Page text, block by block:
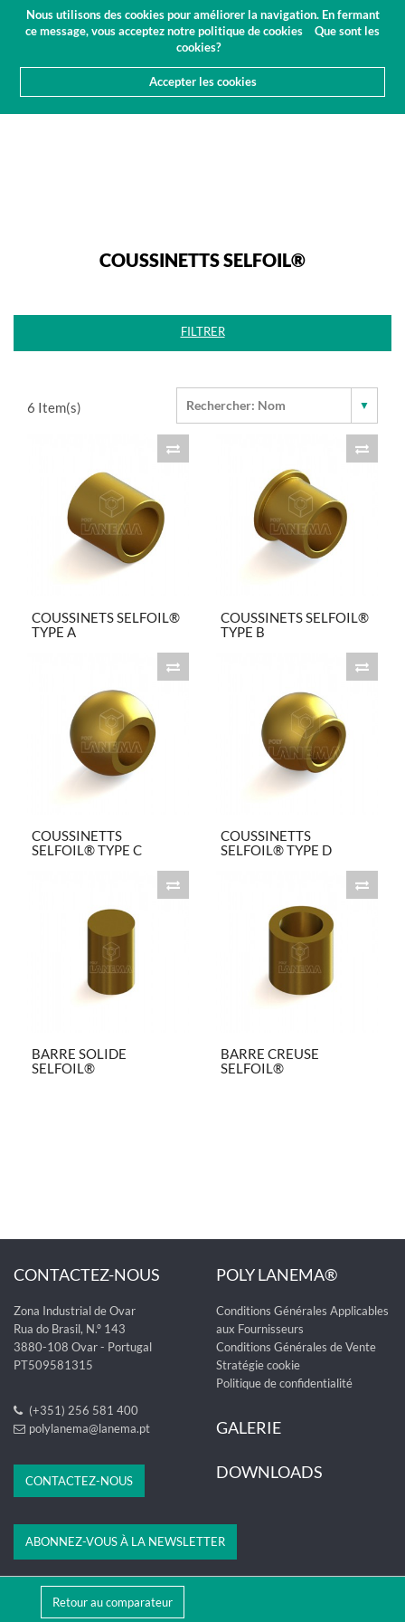
Nous utilisons des cookies pour améliorer la navigation. En fermant
ce message, vous acceptez notre politique de cookies
Que sont les
cookies?
Accepter les cookies
FR
Espace client
Budget(0)
COUSSINETTS SELFOIL®
COUSSINETTS SELFOIL®
FILTRER
6 Item(s)
COUSSINETS SELFOIL®
TYPE A
COUSSINETS SELFOIL®
TYPE B
COUSSINETTS
SELFOIL® TYPE C
COUSSINETTS
SELFOIL® TYPE D
BARRE SOLIDE
SELFOIL®
BARRE CREUSE
SELFOIL®
Retour au comparateur
CONTACTEZ-NOUS
Zona Industrial de Ovar
Rua do Brasil, N.º 143
3880-108 Ovar - Portugal
PT509581315
(+351) 256 581 400
polylanema@lanema.pt
CONTACTEZ-NOUS
POLY LANEMA®
Conditions Générales Applicables
aux Fournisseurs
Conditions Générales de Vente
Stratégie cookie
Politique de confidentialité
GALERIE
DOWNLOADS
ABONNEZ-VOUS À LA NEWSLETTER